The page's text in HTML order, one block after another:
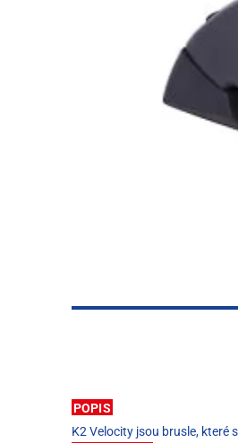
POPIS
K2 Velocity jsou brusle, které